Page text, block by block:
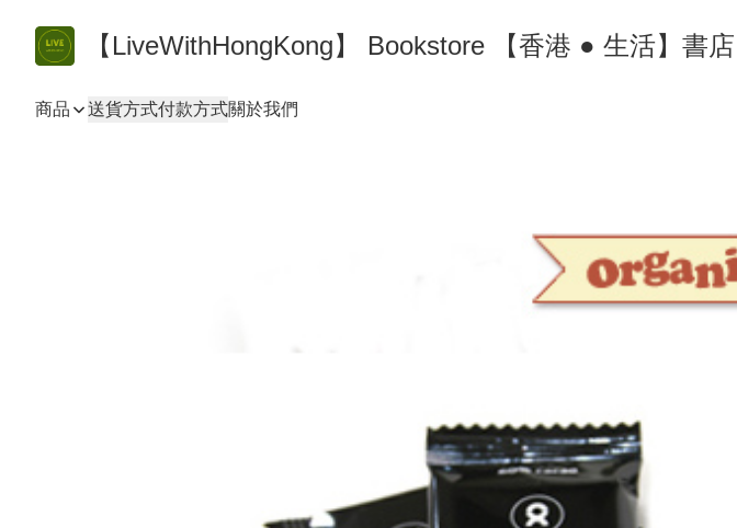
【LiveWithHongKong】 Bookstore 【香港 ● 生活】書店
商品 送貨方式付款方式關於我們